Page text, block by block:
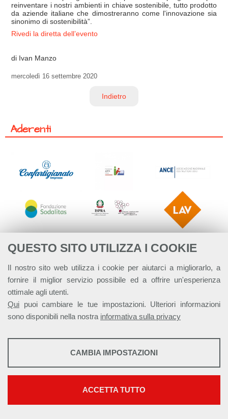
QUESTO SITO UTILIZZA I COOKIE
Il nostro sito web utilizza i cookie per aiutarci a migliorarlo, a
fornire il miglior servizio possibile ed a offrire un'esperienza
ottimale agli utenti.
Qui puoi cambiare le tue impostazioni. Ulteriori informazioni
sono disponibili nella nostra informativa sulla privacy
STATISTICHE
Mostra maggiori informazioni
Google Analytics
CAMBIA IMPOSTAZIONI
ACCETTA TUTTO
reinventare i nostri ambienti in chiave sostenibile, tutto prodotto
da aziende italiane che dimostreranno come l'innovazione sia
sinonimo di sostenibilità”.
Rivedi la diretta dell’evento
di Ivan Manzo
mercoledì 16 settembre 2020
Indietro
Aderenti
Alleanza Italiana per lo Sviluppo Sostenibile - ASviS
commerciale - Non opere derivate 4.0 Internazionale